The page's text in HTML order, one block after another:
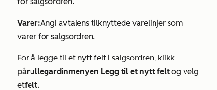
Varer:Angi avtalens tilknyttede varelinjer som
varer for salgsordren.
For å legge til et nytt felt i salgsordren, klikk
pårullegardinmenyen Legg til et nytt felt og velg
etfelt.